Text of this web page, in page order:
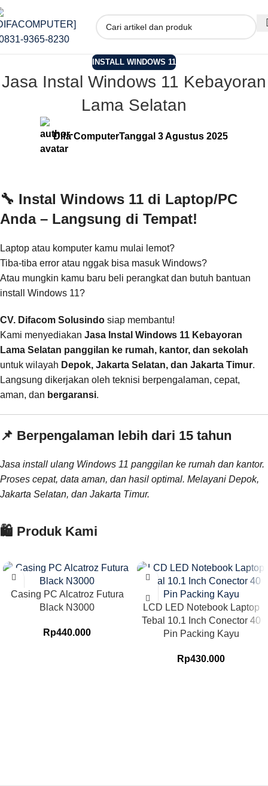
INSTALL WINDOWS 11
Jasa Instal Windows 11 Kebayoran
Lama Selatan
Difa ComputerTanggal 3 Agustus 2025
🔧 Instal Windows 11 di Laptop/PC
Anda – Langsung di Tempat!
Laptop atau komputer kamu mulai lemot?
Tiba-tiba error atau nggak bisa masuk Windows?
Atau mungkin kamu baru beli perangkat dan butuh bantuan
install Windows 11?
CV. Difacom Solusindo siap membantu!
Kami menyediakan Jasa Instal Windows 11 Kebayoran
Lama Selatan panggilan ke rumah, kantor, dan sekolah
untuk wilayah Depok, Jakarta Selatan, dan Jakarta Timur.
Langsung dikerjakan oleh teknisi berpengalaman, cepat,
aman, dan bergaransi.
📌 Berpengalaman lebih dari 15 tahun
Jasa install ulang Windows 11 panggilan ke rumah dan kantor.
Proses cepat, data aman, dan hasil optimal. Melayani Depok,
Jakarta Selatan, dan Jakarta Timur.
🛍️ Produk Kami
Casing PC Alcatroz Futura
Black N3000
Rp440.000
LCD LED Notebook Laptop
Tebal 10.1 Inch Conector 40
Pin Packing Kayu
Rp430.000